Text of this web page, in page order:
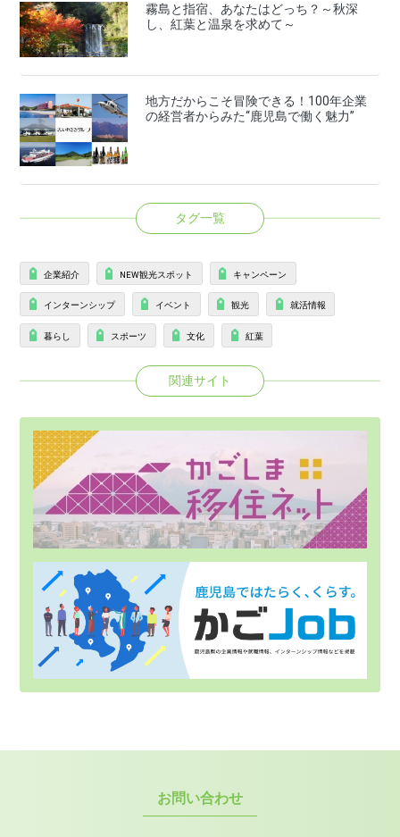
霧島と指宿、あなたはどっち？～秋深
し、紅葉と温泉を求めて～
地方だからこそ冒険できる！100年企業
の経営者からみた“鹿児島で働く魅力”
タグ一覧
企業紹介 NEW観光スポット キャンペーン
インターンシップ イベント 観光 就活情報
暮らし スポーツ 文化 紅葉
関連サイト
お問い合わせ